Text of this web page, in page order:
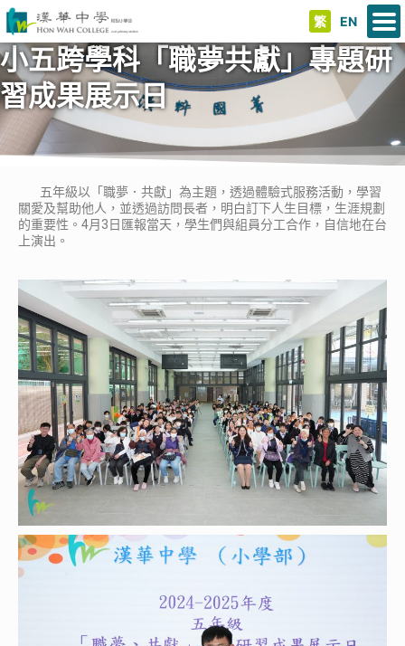
繁 EN
小五跨學科「職夢共獻」專題研
習成果展示日
五年級以「職夢．共獻」為主題，透過體驗式服務活動，學習
關愛及幫助他人，並透過訪問長者，明白訂下人生目標，生涯規劃
的重要性。4月3日匯報當天，學生們與組員分工合作，自信地在台
上演出。